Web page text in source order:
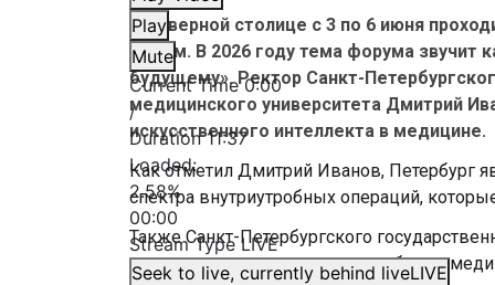
Play
Mute
Current Time0:00
/
Duration11:37
Loaded:
2.58%
00:00
Stream TypeLIVE
Seek to live, currently behind liveLIVE
В Северной столице с 3 по 6 июня
форум. В 2026 году тема форума звучит
будущему». Ректор Санкт-
медицинского университета Дмитрий
искусственного интеллекта в медицине.
Как отметил Дмитрий Иванов, Петербург
спектра внутриутробных операций,
Также Санкт-Петербургского
рассказал, как складывается работа в